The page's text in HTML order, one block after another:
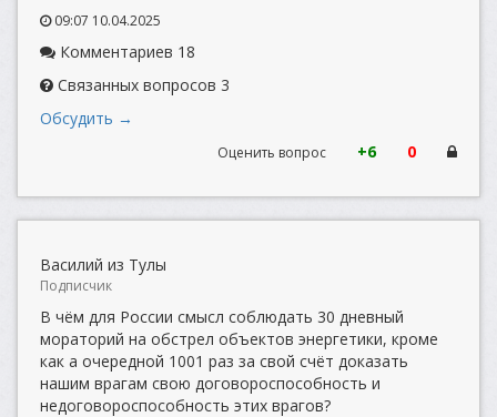
09:07 10.04.2025
Комментариев 18
Связанных вопросов 3
Обсудить →
Оценить вопрос +6 0
Василий из Тулы
Подписчик
В чём для России смысл соблюдать 30 дневный
мораторий на обстрел объектов энергетики, кроме
как а очередной 1001 раз за свой счёт доказать
нашим врагам свою договороспособность и
недоговороспособность этих врагов?